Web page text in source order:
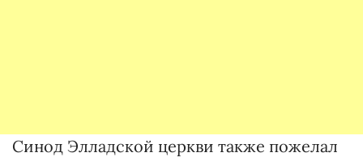
Синод Элладской церкви также пожелал